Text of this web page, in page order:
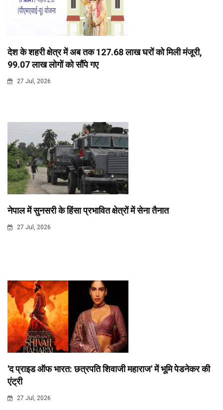
देश के शहरी क्षेत्र में अब तक 127.68 लाख घरों को मिली मंजूरी,
99.07 लाख लोगों को सौंपे गए
27 Jul, 2026
नेपाल में सुनसरी के हिंसा प्रभावित क्षेत्रों में सेना तैनात
27 Jul, 2026
'द प्राइड ऑफ भारत: छत्रपति शिवाजी महाराज' में भूमि पेडनेकर की
एंट्री
27 Jul, 2026